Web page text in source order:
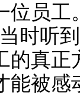
位员工
时听
的真
能被感